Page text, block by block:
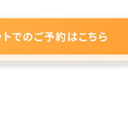
トでのご予約はこちら